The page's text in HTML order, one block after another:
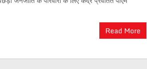
Read More